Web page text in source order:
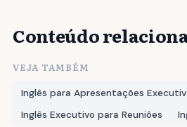
Conteúdo
VEJA TAMBÉM
Inglês para Apresentações
Inglês Executivo para Reuniões